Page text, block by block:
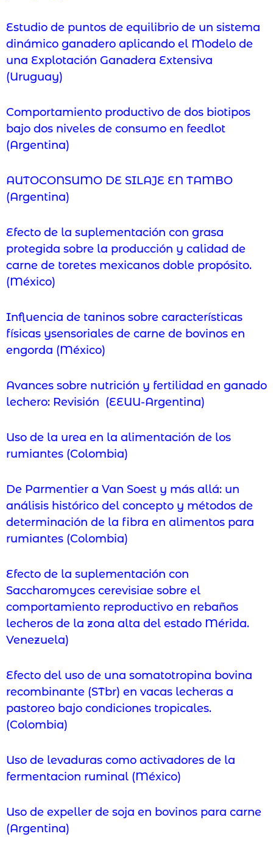
Estudio de puntos de equilibrio de un sistema
dinámico ganadero aplicando el Modelo de
una Explotación Ganadera Extensiva
(Uruguay)
Comportamiento productivo de dos biotipos
bajo dos niveles de consumo en feedlot
(Argentina)
AUTOCONSUMO DE SILAJE EN TAMBO
(Argentina)
Efecto de la suplementación con grasa
protegida sobre la producción y calidad de
carne de toretes mexicanos doble propósito.
(México)
Influencia de taninos sobre características
físicas ysensoriales de carne de bovinos en
engorda (México)
Avances sobre nutrición y fertilidad en ganado
lechero: Revisión (EEUU-Argentina)
Uso de la urea en la alimentación de los
rumiantes (Colombia)
De Parmentier a Van Soest y más allá: un
análisis histórico del concepto y métodos de
determinación de la fibra en alimentos para
rumiantes (Colombia)
Efecto de la suplementación con
Saccharomyces cerevisiae sobre el
comportamiento reproductivo en rebaños
lecheros de la zona alta del estado Mérida.
Venezuela)
Efecto del uso de una somatotropina bovina
recombinante (STbr) en vacas lecheras a
pastoreo bajo condiciones tropicales.
(Colombia)
Uso de levaduras como activadores de la
fermentacion ruminal (México)
Uso de expeller de soja en bovinos para carne
(Argentina)